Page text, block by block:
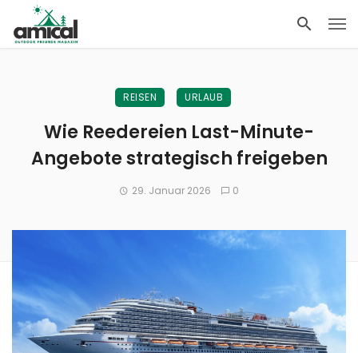
REISEN URLAUB
Wie Reedereien Last-Minute-
Angebote strategisch freigeben
29. Januar 2026 0